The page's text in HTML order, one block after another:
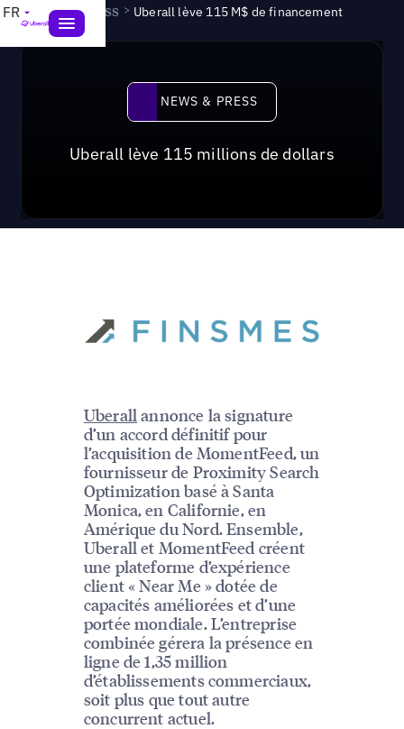
FR News & Press > Uberall lève 115 M$ de financement
News & Press
NEWS & PRESS
Uberall lève 115 millions de dollars
Uberall annonce la signature
d’un accord définitif pour
l’acquisition de MomentFeed, un
fournisseur de Proximity Search
Optimization basé à Santa
Monica, en Californie, en
Amérique du Nord. Ensemble,
Uberall et MomentFeed créent
une plateforme d’expérience
client « Near Me » dotée de
capacités améliorées et d’une
portée mondiale. L’entreprise
combinée gérera la présence en
ligne de 1,35 million
d’établissements commerciaux,
soit plus que tout autre
concurrent actuel.